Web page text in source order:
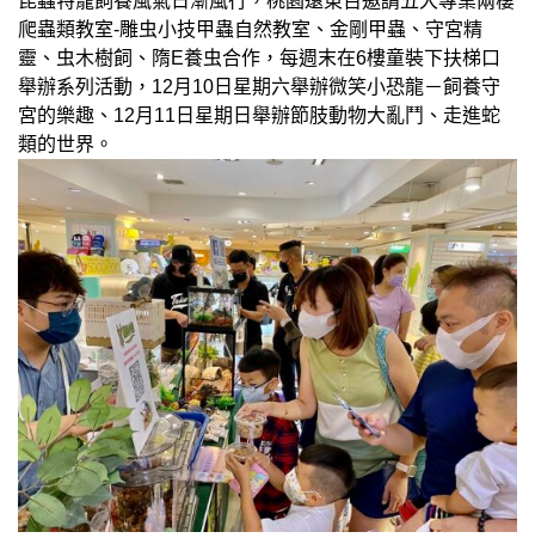
爬蟲類教室-雕虫小技甲蟲自然教室、金剛甲蟲、守宮精
靈、虫木樹飼、隋E養虫合作，每週末在6樓童裝下扶梯口
舉辦系列活動，12月10日星期六舉辦微笑小恐龍－飼養守
宮的樂趣、12月11日星期日舉辦節肢動物大亂鬥、走進蛇
類的世界。